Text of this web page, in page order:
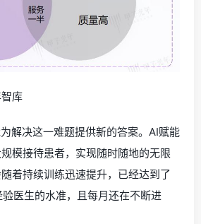
库
解决这一难题提供新的答案。AI赋能
模接待患者，实现随时随地的无限
着持续训练迅速提升，已经达到了
医生的水准，且每月还在不断进